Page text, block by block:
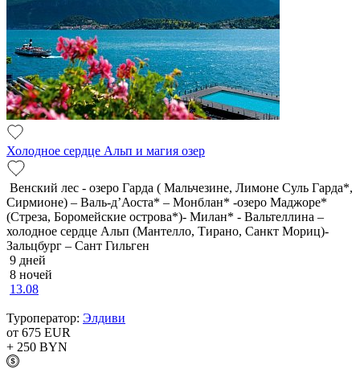
Холодное сердце Альп и магия озер
Венский лес - озеро Гарда ( Мальчезине, Лимоне Суль Гарда*,
Сирмионе) – Валь-д’Аоста* – Монблан* -озеро Маджоре*
(Стреза, Боромейские острова*)- Милан* - Вальтеллина –
холодное сердце Альп (Мантелло, Тирано, Санкт Мориц)-
Зальцбург – Сант Гильген
9 дней
8 ночей
13.08
Туроператор: Элдиви
от 675 EUR
+ 250 BYN